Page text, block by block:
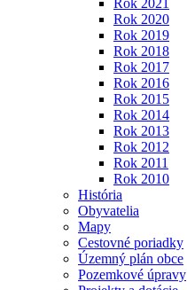
Rok 2021
Rok 2020
Rok 2019
Rok 2018
Rok 2017
Rok 2016
Rok 2015
Rok 2014
Rok 2013
Rok 2012
Rok 2011
Rok 2010
História
Obyvatelia
Mapy
Cestovné poriadky
Územný plán obce
Pozemkové úpravy